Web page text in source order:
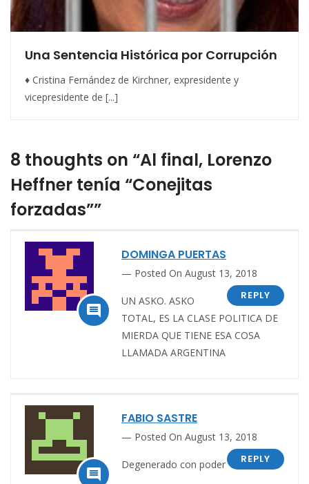
Una Sentencia Histórica por Corrupción
♦ Cristina Fernández de Kirchner, expresidente y
vicepresidente de [...]
8 thoughts on “Al final, Lorenzo
Heffner tenía “Conejitas
forzadas””

DOMINGA PUERTAS
Posted On August 13, 2018
REPLY
UN ASKO. ASKO
TOTAL, ES LA CLASE POLITICA DE
MIERDA QUE TIENE ESA COSA
LLAMADA ARGENTINA

FABIO SASTRE
Posted On August 13, 2018
REPLY
Degenerado con poder